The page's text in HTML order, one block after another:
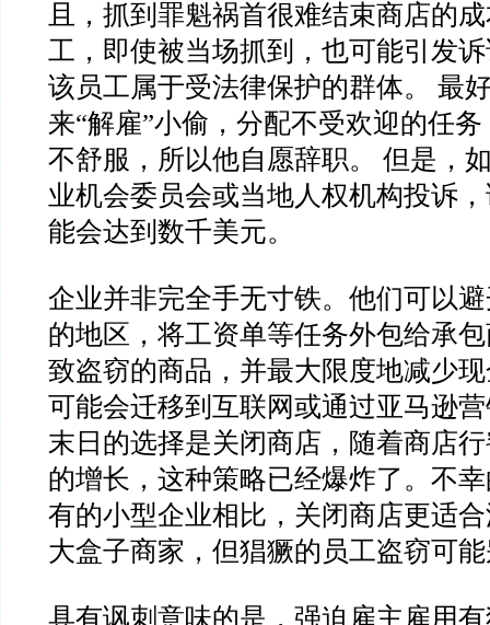
且，抓到罪魁祸首很难结束商店的
工，即使被当场抓到，也可能引发
该员工属于受法律保护的群体。 最
来“解雇”小偷，分配不受欢迎的任
不舒服，所以他自愿辞职。 但是，
业机会委员会或当地人权机构投诉
能会达到数千美元。
企业并非完全手无寸铁。他们可以
的地区，将工资单等任务外包给承
致盗窃的商品，并最大限度地减少
可能会迁移到互联网或通过亚马逊
末日的选择是关闭商店，随着商店
的增长，这种策略已经爆炸了。不
有的小型企业相比，关闭商店更适
大盒子商家，但猖獗的员工盗窃可
具有讽刺意味的是，强迫雇主雇用